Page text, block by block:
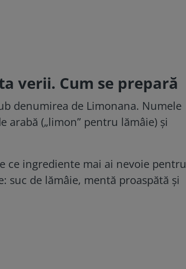
verii. Cum se prepară
denumirea de Limonana. Numele
arabă („limon” pentru lămâie) și
ce ingrediente mai ai nevoie pentru
suc de lămâie, mentă proaspătă și